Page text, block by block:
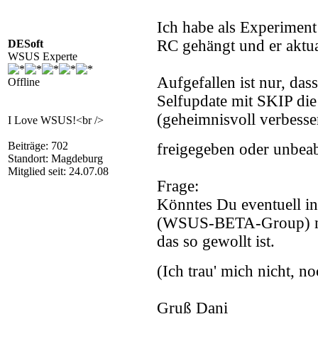
DESoft
WSUS Experte
Offline
I Love WSUS!<br />
Beiträge: 702
Standort: Magdeburg
Mitglied seit: 24.07.08
Ich habe als
RC gehängt und er
Aufgefallen ist nur,
Selfupdate mit SKIP
(geheimnisvoll
freigegeben oder
Frage:
Könntes Du eventuell
(WSUS-BETA-Group)
das so gewollt ist.
(Ich trau' mich nicht,
Gruß Dani